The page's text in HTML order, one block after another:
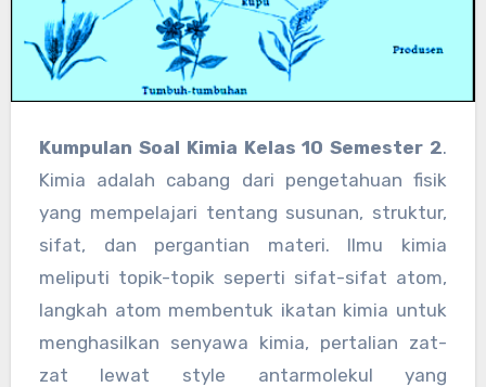
Kumpulan Soal Kimia Kelas 10 Semester 2.
Kimia adalah cabang dari pengetahuan fisik
yang mempelajari tentang susunan, struktur,
sifat, dan pergantian materi. Ilmu kimia
meliputi topik-topik seperti sifat-sifat atom,
langkah atom membentuk ikatan kimia untuk
menghasilkan senyawa kimia, pertalian zat-
zat lewat style antarmolekul yang